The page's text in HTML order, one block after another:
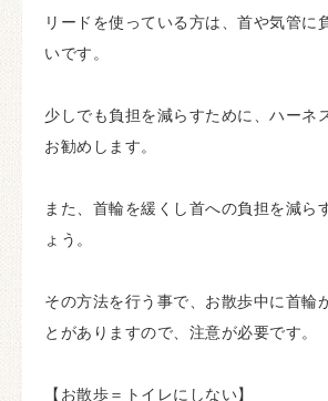
リードを使っている方は、首や気管に
いです。
少しでも負担を減らすために、ハーネ
お勧めします。
また、首輪を緩くし首への負担を減ら
ょう。
その方法を行う事で、お散歩中に首輪
とがありますので、注意が必要です。
【お散歩＝トイレにしない】